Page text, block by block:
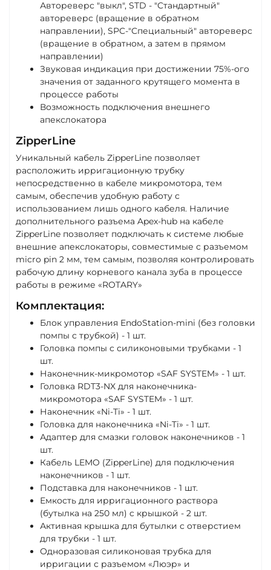
Автореверс "выкл", STD - "Стандартный"
автореверс (вращение в обратном
направлении), SPC-"Специальный" автореверс
(вращение в обратном, а затем в прямом
направлении)
Звуковая индикация при достижении 75%-ого
значения от заданного крутящего момента в
процессе работы
Возможность подключения внешнего
апекслокатора
ZipperLine
Уникальный кабель ZipperLine позволяет
расположить ирригационную трубку
непосредственно в кабеле микромотора, тем
самым, обеспечив удобную работу с
использованием лишь одного кабеля. Наличие
дополнительного разъема Apex-hub на кабеле
ZipperLine позволяет подключать к системе любые
внешние апекслокаторы, совместимые с разъемом
micro pin 2 мм, тем самым, позволяя контролировать
рабочую длину корневого канала зуба в процессе
работы в режиме «ROTARY»
Комплектация:
Блок управления EndoStation‐mini (без головки
помпы с трубкой) - 1 шт.
Головка помпы с силиконовыми трубками - 1
шт.
Наконечник‐микромотор «SAF SYSTEM» - 1 шт.
Головка RDT3‐NX для наконечника‐
микромотора «SAF SYSTEM» - 1 шт.
Наконечник «Ni-Ti» - 1 шт.
Головка для наконечника «Ni-Ti» - 1 шт.
Адаптер для смазки головок наконечников - 1
шт.
Кабель LEMO (ZipperLine) для подключения
наконечников - 1 шт.
Подставка для наконечников - 1 шт.
Емкость для ирригационного раствора
(бутылка на 250 мл) c крышкой - 2 шт.
Активная крышка для бутылки с отверстием
для трубки - 1 шт.
Одноразовая силиконовая трубка для
ирригации с разъемом «Люэр» и